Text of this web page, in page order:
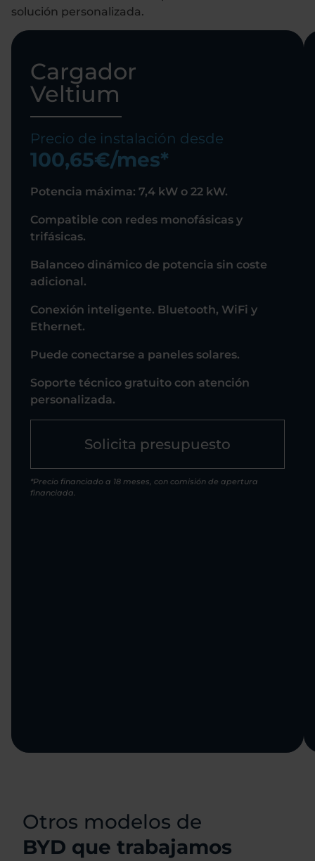
solución personalizada.
Cargador
Veltium
Precio de instalación desde
100,65€/mes*
Potencia máxima: 7,4 kW o 22 kW.
Compatible con redes monofásicas y
trifásicas.
Balanceo dinámico de potencia sin coste
adicional.
Conexión inteligente. Bluetooth, WiFi y
Ethernet.
Puede conectarse a paneles solares.
Soporte técnico gratuito con atención
personalizada.
Solicita presupuesto
*Precio financiado a 18 meses, con comisión de apertura
financiada.
Otros modelos de
BYD que trabajamos